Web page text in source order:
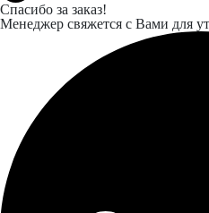
Спасибо за заказ!
Менеджер свяжется с Вами для